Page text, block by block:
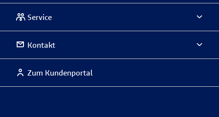
Service
Kontakt
Zum Kundenportal